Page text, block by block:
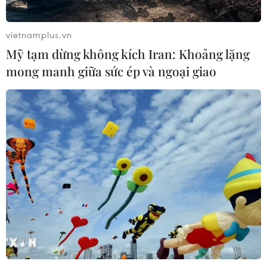
Kết luận số 75-KL/TW: Cà Mau chủ
động thích ứng với biến đổi khí hậu
08/08/2026 02:53
Quảng Trị quyết tâm bàn giao sớm
mặt bằng Dự án Nhà máy điện gió
LIG-Hướng Hóa 1
08/08/2026 02:33
Áp thấp nhiệt đới đổi hướng trên
vùng biển phía Đông khu vực vịnh
Bắc Bộ
07/08/2026 23:29
vietnamplus.vn
Mỹ tạm dừng không kích Iran: Khoảng lặng
mong manh giữa sức ép và ngoại giao